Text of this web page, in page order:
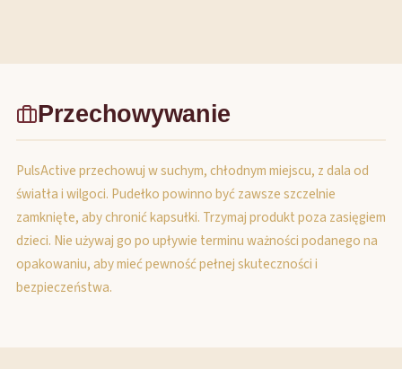
Przechowywanie
PulsActive przechowuj w suchym, chłodnym miejscu, z dala od
światła i wilgoci. Pudełko powinno być zawsze szczelnie
zamknięte, aby chronić kapsułki. Trzymaj produkt poza zasięgiem
dzieci. Nie używaj go po upływie terminu ważności podanego na
opakowaniu, aby mieć pewność pełnej skuteczności i
bezpieczeństwa.